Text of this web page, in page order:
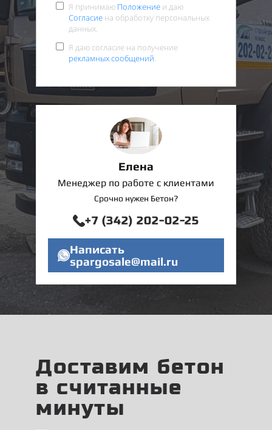
Я принимаю Положение и даю
Согласие на обработку персональных
данных.
Я даю согласие на получение
рекламных сообщений.
Елена
Менеджер по работе с клиентами
Срочно нужен Бетон?
+7 (342) 202-02-25
Написать
spargosale@mail.ru
Доставим бетон
в считанные
минуты